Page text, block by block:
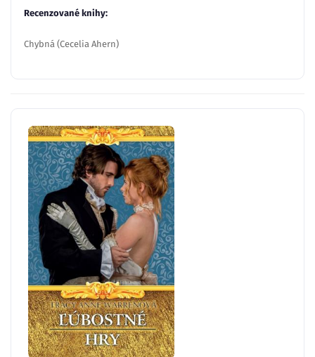
Recenzované knihy:
Chybná (Cecelia Ahern)